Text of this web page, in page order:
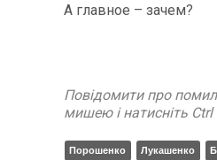
А главное – зачем?
Повідомити про
мишею і натисніть Ctrl
Порошенко Лукашенко